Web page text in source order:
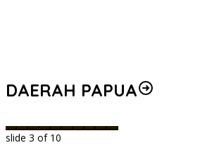
DAERAH PAPUA
slide 3 of 10